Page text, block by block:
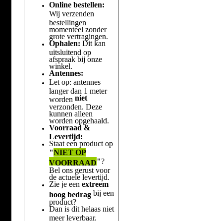
Online bestellen:
Wij verzenden
bestellingen
momenteel zonder
grote vertragingen.
Ophalen: Dit kan
uitsluitend op
afspraak bij onze
winkel.
Antennes:
Let op: antennes
langer dan 1 meter
worden niet
verzonden. Deze
kunnen alleen
worden opgehaald.
Voorraad &
Levertijd:
Staat een product op
"NIET OP
VOORRAAD"?
Bel ons gerust voor
de actuele levertijd.
Zie je een extreem
hoog bedragbij een
product?
Dan is dit helaas niet
meer leverbaar.